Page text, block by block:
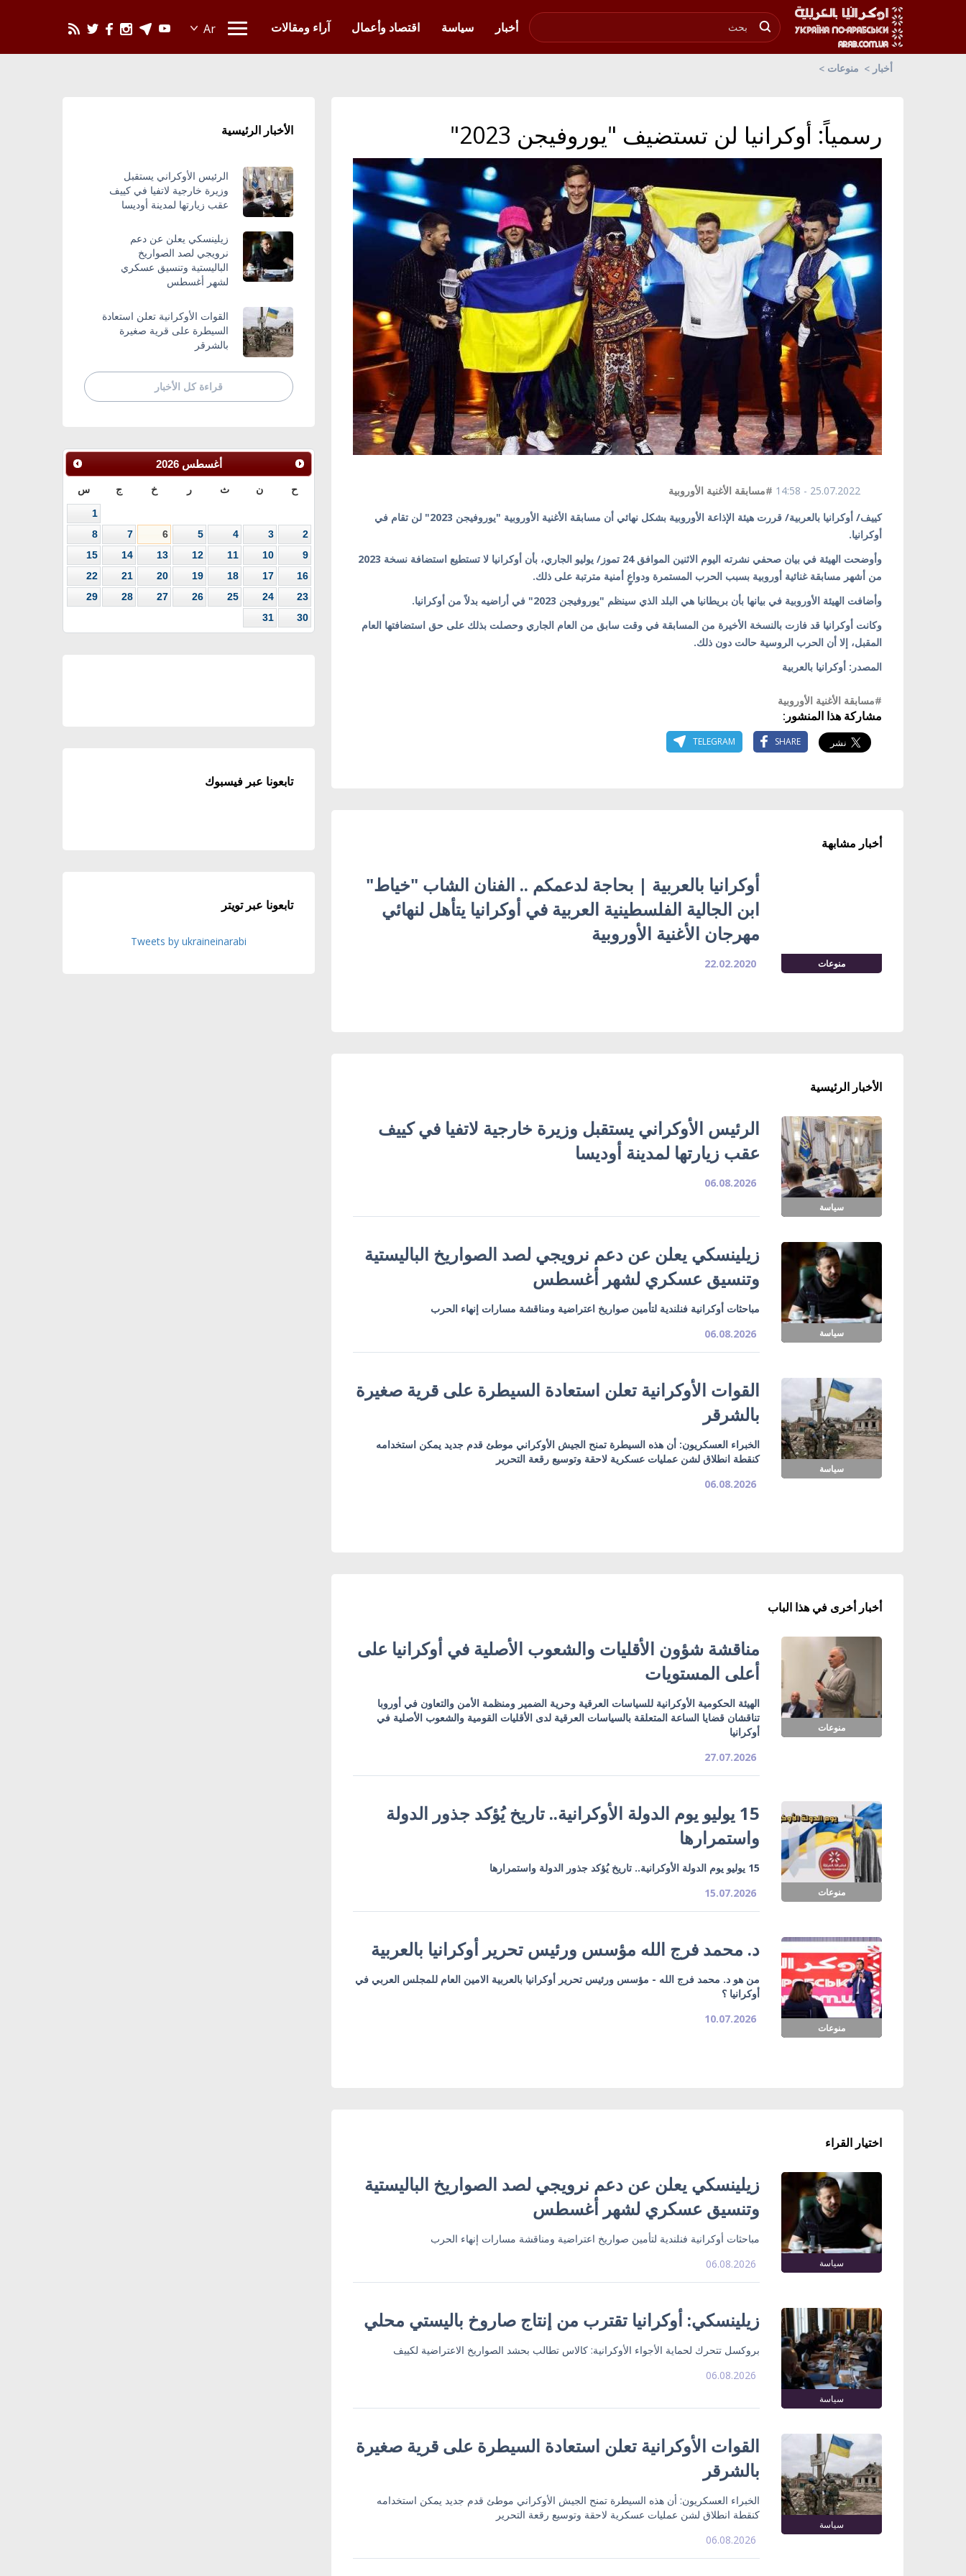
أخبار
سياسة اقتصاد وأعمال آراء ومقالات
أخبار منوعات
رسمياً: أوكرانيا لن تستضيف "يوروفيجن 2023"
25.07.2022 - 14:58
#مسابقة الأغنية الأوروبية
كييف/ أوكرانيا بالعربية/ قررت هيئة الإذاعة الأوروبية بشكل نهائي أن مسابقة الأغنية الأوروبية "يوروفيجن 2023" لن تقام في
أوكرانيا.
وأوضحت الهيئة في بيان صحفي نشرته اليوم الاثنين الموافق 24 تموز/ يوليو الجاري، بأن أوكرانيا لا تستطيع استضافة نسخة 2023
من أشهر مسابقة غنائية أوروبية بسبب الحرب المستمرة ودواعٍ أمنية مترتبة على ذلك.
وأضافت الهيئة الأوروبية في بيانها بأن بريطانيا هي البلد الذي سينظم "يوروفيجن 2023" في أراضيه بدلاً من أوكرانيا.
وكانت أوكرانيا قد فازت بالنسخة الأخيرة من المسابقة في وقت سابق من العام الجاري وحصلت بذلك على حق استضافتها العام
المقبل، إلا أن الحرب الروسية حالت دون ذلك.
المصدر: أوكرانيا بالعربية
#مسابقة الأغنية الأوروبية
مشاركة هذا المنشور:
SHARE
TELEGRAM
أخبار مشابهة
منوعات
أوكرانيا بالعربية | بحاجة لدعمكم .. الفنان الشاب "خياط"
ابن الجالية الفلسطينية العربية في أوكرانيا يتأهل لنهائي
مهرجان الأغنية الأوروبية
22.02.2020
الأخبار الرئيسية
سياسة
الرئيس الأوكراني يستقبل وزيرة خارجية لاتفيا في كييف
عقب زيارتها لمدينة أوديسا
06.08.2026
سياسة
زيلينسكي يعلن عن دعم نرويجي لصد الصواريخ الباليستية
وتنسيق عسكري لشهر أغسطس
مباحثات أوكرانية فنلندية لتأمين صواريخ اعتراضية ومناقشة مسارات إنهاء الحرب
06.08.2026
سياسة
القوات الأوكرانية تعلن استعادة السيطرة على قرية صغيرة
بالشرقر
الخبراء العسكريون: أن هذه السيطرة تمنح الجيش الأوكراني موطئ قدم جديد يمكن استخدامه
كنقطة انطلاق لشن عمليات عسكرية لاحقة وتوسيع رقعة التحرير
06.08.2026
أخبار أخرى في هذا الباب
منوعات
مناقشة شؤون الأقليات والشعوب الأصلية في أوكرانيا على
أعلى المستويات
الهيئة الحكومية الأوكرانية للسياسات العرقية وحرية الضمير ومنظمة الأمن والتعاون في أوروبا
تناقشان قضايا الساعة المتعلقة بالسياسات العرقية لدى الأقليات القومية والشعوب الأصلية في
أوكرانيا
27.07.2026
منوعات
15 يوليو يوم الدولة الأوكرانية.. تاريخ يُؤكد جذور الدولة
واستمرارها
15 يوليو يوم الدولة الأوكرانية.. تاريخ يُؤكد جذور الدولة واستمرارها
15.07.2026
منوعات
د. محمد فرج الله مؤسس ورئيس تحرير أوكرانيا بالعربية
من هو د. محمد فرج الله - مؤسس ورئيس تحرير أوكرانيا بالعربية الامين العام للمجلس العربي في
أوكرانيا ؟
10.07.2026
اختيار القراء
سياسة
زيلينسكي يعلن عن دعم نرويجي لصد الصواريخ الباليستية
وتنسيق عسكري لشهر أغسطس
مباحثات أوكرانية فنلندية لتأمين صواريخ اعتراضية ومناقشة مسارات إنهاء الحرب
06.08.2026
سياسة
زيلينسكي: أوكرانيا تقترب من إنتاج صاروخ باليستي محلي
بروكسل تتحرك لحماية الأجواء الأوكرانية: كالاس تطالب بحشد الصواريخ الاعتراضية لكييف
06.08.2026
سياسة
القوات الأوكرانية تعلن استعادة السيطرة على قرية صغيرة
بالشرقر
الخبراء العسكريون: أن هذه السيطرة تمنح الجيش الأوكراني موطئ قدم جديد يمكن استخدامه
كنقطة انطلاق لشن عمليات عسكرية لاحقة وتوسيع رقعة التحرير
06.08.2026
الأخبار الرئيسية
الرئيس الأوكراني يستقبل
وزيرة خارجية لاتفيا في كييف
عقب زيارتها لمدينة أوديسا
زيلينسكي يعلن عن دعم
نرويجي لصد الصواريخ
الباليستية وتنسيق عسكري
لشهر أغسطس
القوات الأوكرانية تعلن استعادة
السيطرة على قرية صغيرة
بالشرقر
قراءة كل الأخبار
أغسطس 2026
ح ن ث ر خ ج س
1
2
3
4
5
6
7
8
9
10
11
12
13
14
15
16
17
18
19
20
21
22
23
24
25
26
27
28
29
30
31
تابعونا عبر فيسبوك
تابعونا عبر تويتر
Tweets by ukraineinarabi